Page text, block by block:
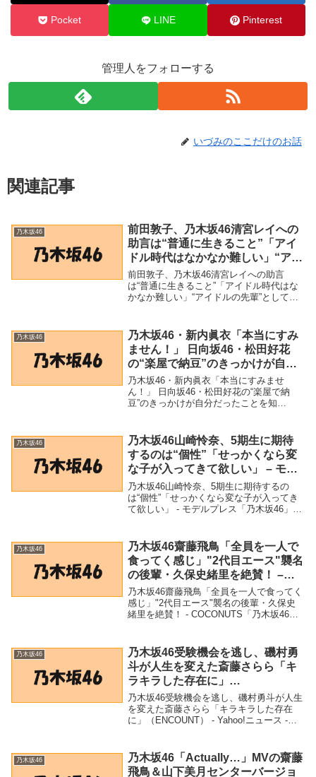
Pocket LINE Pinterest
管理人をフォローする
いづみのここだけのお話
関連記事
乃木坂46
前田敦子、乃木坂46清宮レイへの
助言は“普通に生きること”「アイ
ドル時代はなかなか難しい」“アイ
ドルの先輩”としてのエール
（WEBザテレビジョン） –
Yahoo!ニュース – Yahoo!ニュー
前田敦子、乃木坂46清宮レイへの助言
は“普通に生きること”「アイドル時代はな
かなか難しい」“アイドルの先輩”としての
連商品前田敦子、乃木坂46...
乃木坂46
乃木坂46・新内眞衣「本当にすみ
ません！」 日向坂46・松田好花
の“楽屋で納豆”のきっかけが自分
だったことを知り……（ニッポン
放送） – Yahoo!ニュース –
Yahoo!ニュース
乃木坂46・新内眞衣「本当にすみませ
ん！」 日向坂46・松田好花の“楽屋で納
豆”のきっかけが自分だったことを知
木坂46・新内眞衣「本当にすみま...
乃木坂46
乃木坂46山崎怜奈、5期生に期待
するのは“個性”「せっかくなら変
な子が入ってきて欲しい」 – モデ
ルプレス
乃木坂46山崎怜奈、5期生に期待するの
は“個性”「せっかくなら変な子が入ってき
て欲しい」 - モデルプレス「乃木坂46」関
てきて欲しい」 - モデルプレス 乃木...
乃木坂46
乃木坂46齋藤飛鳥「全員を一人で
食ってく感じ」"2代目エース"襲名
の後輩・久保史緒里を絶賛！ –
COCONUTS
乃木坂46齋藤飛鳥「全員を一人で食ってく
感じ」"2代目エース"襲名の後輩・久保史
緒里を絶賛！ - COCONUTS「乃木坂46」
輩・久保史緒里を絶賛！ - COC...
乃木坂46
乃木坂46受験機会を逃し、磯村勇
斗が人生を変えた斎藤さらら「キ
ラキラした存在に」
（ENCOUNT） – Yahoo!ニュース
– Yahoo!ニュース
乃木坂46受験機会を逃し、磯村勇斗が人生
を変えた斎藤さらら「キラキラした存在
に」（ENCOUNT） - Yahoo!ニュース -
えた斎藤さらら「キラキラ...
乃木坂46
乃木坂46「Actually…」MVの齋藤
飛鳥＆山下美月センターバージョ